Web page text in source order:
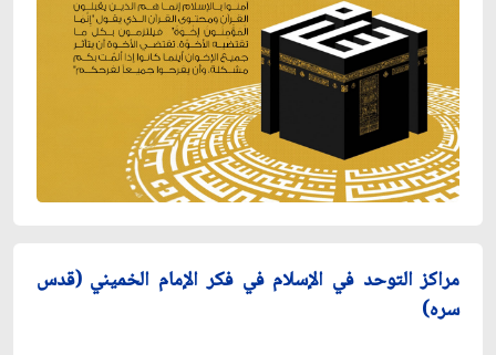
مراكز التوحد في الإسلام في فكر الإمام الخميني (قدس
سره)